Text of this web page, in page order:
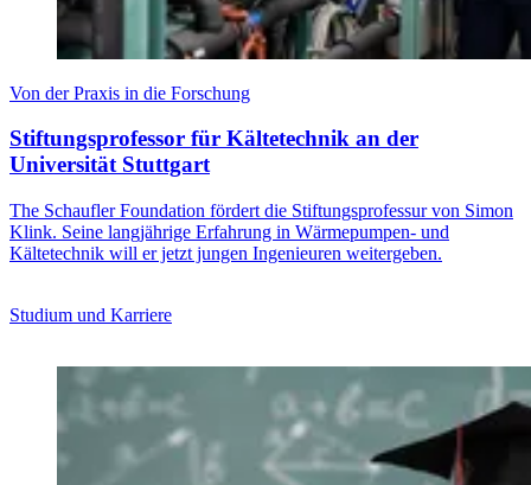
Von der Praxis in die Forschung
Stiftungsprofessor für Kältetechnik an der
Universität Stuttgart
The Schaufler Foundation fördert die Stiftungsprofessur von Simon
Klink. Seine langjährige Erfahrung in Wärmepumpen- und
Kältetechnik will er jetzt jungen Ingenieuren weitergeben.
Studium und Karriere